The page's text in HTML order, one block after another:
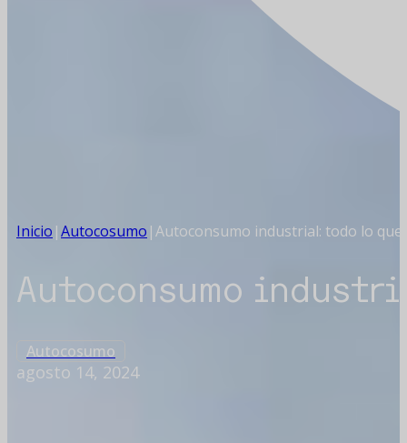
Inicio |Autocosumo |Autoconsumo industrial: todo lo que
Autoconsumo
Autocosumo
agosto 14, 2024